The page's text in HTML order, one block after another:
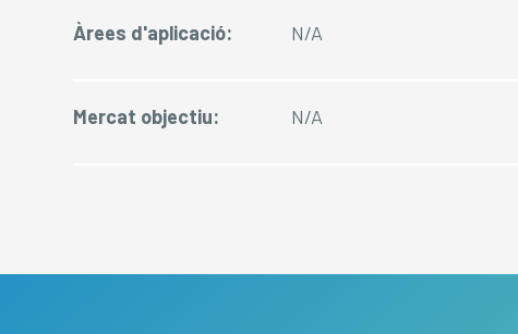
Àrees d'aplicació: N/A
Mercat objectiu: N/A